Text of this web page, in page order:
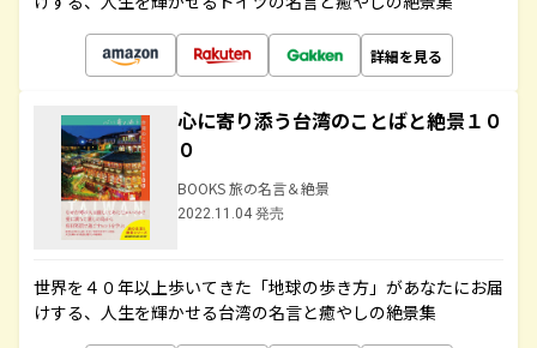
詳細を見る
心に寄り添う台湾のことばと絶景１０
０
BOOKS 旅の名言＆絶景
2022.11.04 発売
世界を４０年以上歩いてきた「地球の歩き方」があなたにお届
けする、人生を輝かせる台湾の名言と癒やしの絶景集